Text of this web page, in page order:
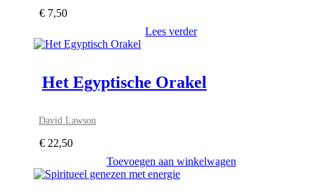
€ 7,50
Lees verder
Het Egyptische Orakel
David Lawson
€ 22,50
Toevoegen aan winkelwagen